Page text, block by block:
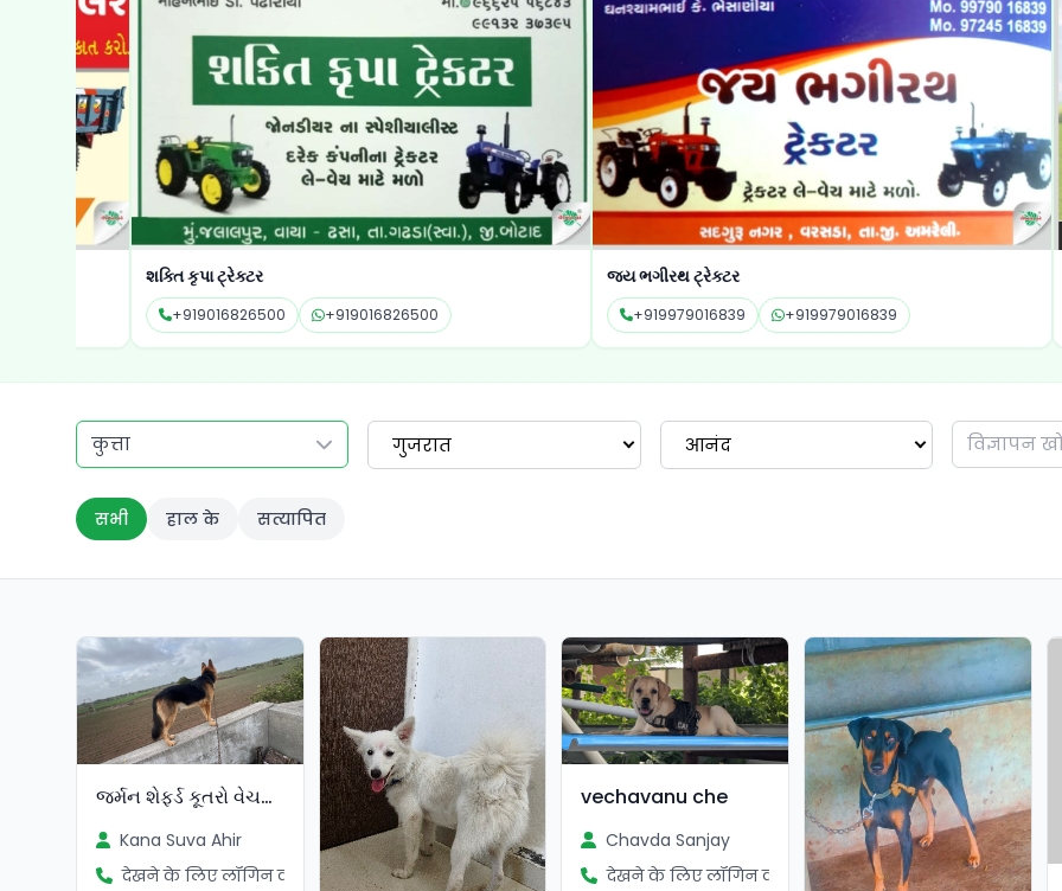
શક્તિ કૃપા ટ્રેક્ટર
+919016826500 +919016826500
જય ભગીરથ ટ્રેક્ટર
+919979016839 +919979016839
कुत्ता गुजरात आनंद
सभी हाल के सत्यापित
જર્મન શેફર્ડ કૂતરો વેચવાનો છે
Kana Suva Ahir
देखने के लिए लॉगिन करें
vechavanu che
Chavda Sanjay
देखने के लिए लॉगिन करें